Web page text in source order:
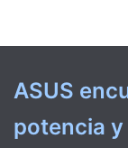
al
ASUS
potencia